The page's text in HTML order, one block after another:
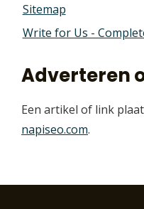
Sitemap
Write for Us -
Adverteren
Een artikel of link
napiseo.com.